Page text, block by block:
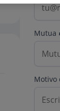
Mutua
Motivo